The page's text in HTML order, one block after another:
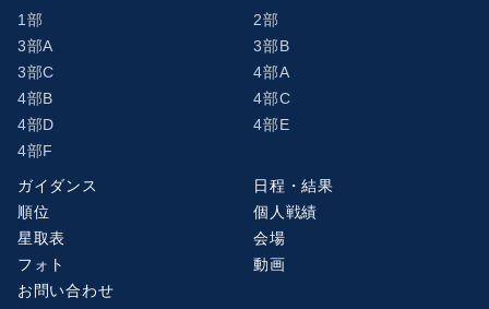
1部
2部
3部A
3部B
3部C
4部A
4部B
4部C
4部D
4部E
4部F
ガイダンス
日程・結果
順位
個人戦績
星取表
会場
フォト
動画
お問い合わせ